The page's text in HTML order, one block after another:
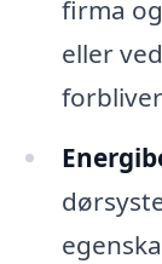
firma
eller